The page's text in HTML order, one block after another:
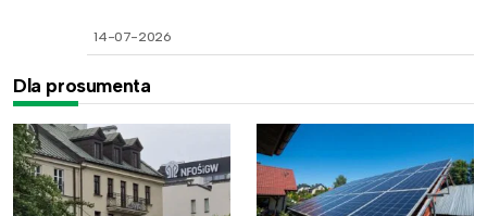
14-07-2026
Dla prosumenta